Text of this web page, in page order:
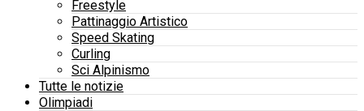
Freestyle
Pattinaggio Artistico
Speed Skating
Curling
Sci Alpinismo
Tutte le notizie
Olimpiadi